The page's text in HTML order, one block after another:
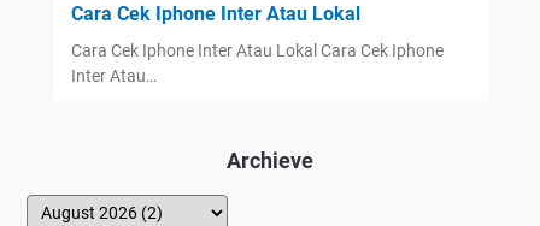
Cara Cek Iphone Inter Atau Lokal
Cara Cek Iphone Inter Atau Lokal Cara Cek Iphone
Inter Atau…
Archieve